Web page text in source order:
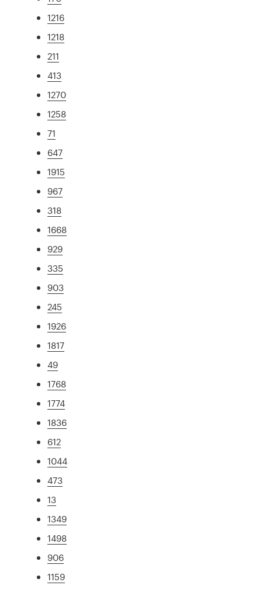
1216
1218
211
413
1270
1258
71
647
1915
967
318
1668
929
335
903
245
1926
1817
49
1768
1774
1836
612
1044
473
13
1349
1498
906
1159